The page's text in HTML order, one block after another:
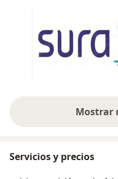
Servicios y precios